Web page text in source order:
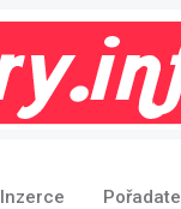
Inzerce